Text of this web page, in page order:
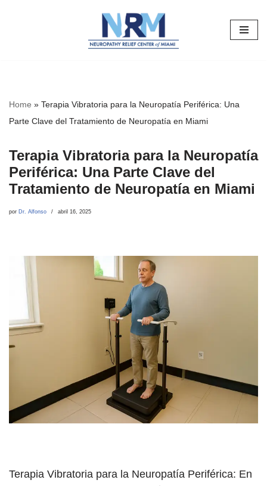
Home » Terapia Vibratoria para la Neuropatía Periférica: Una
Parte Clave del Tratamiento de Neuropatía en Miami
Terapia Vibratoria para la Neuropatía
Periférica: Una Parte Clave del
Tratamiento de Neuropatía en Miami
por Dr. Alfonso abril 16, 2025
Terapia Vibratoria para la Neuropatía Periférica: En